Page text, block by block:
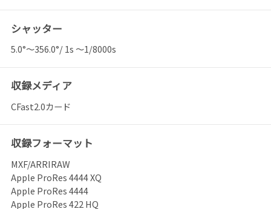
シャッター
5.0°～356.0°/ 1s ～1/8000s
収録メディア
CFast2.0カード
収録フォーマット
MXF/ARRIRAW
Apple ProRes 4444 XQ
Apple ProRes 4444
Apple ProRes 422 HQ